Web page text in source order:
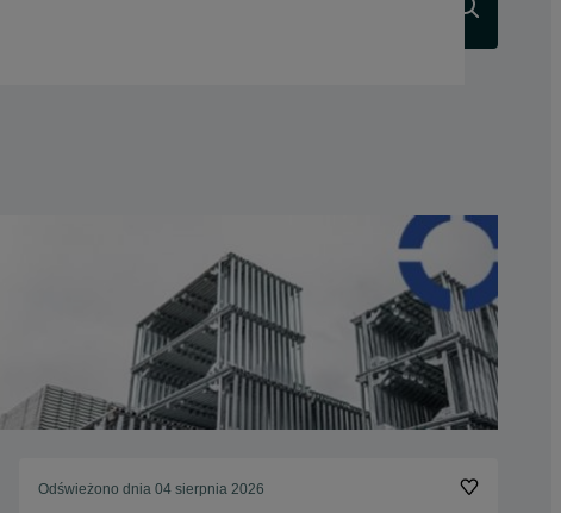
Odświeżono dnia 04 sierpnia 2026